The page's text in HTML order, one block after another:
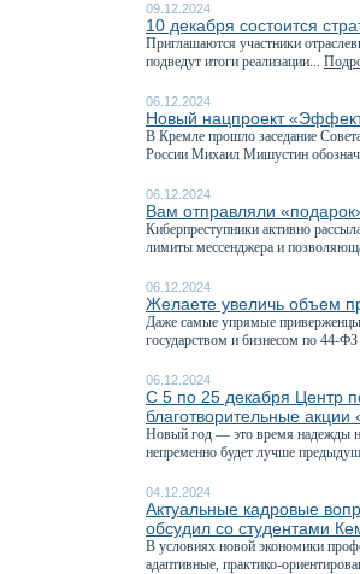
09.12.2024
10 декабря состоится
Приглашаются участники
подведут итоги реализации...
06.12.2024
Новый нацпроект
В Кремле прошло заседание
России Михаил Мишустин
06.12.2024
Вам отправляли
Киберпреступники активно
лимиты мессенджера и
06.12.2024
Желаете увеличь объем
Даже самые упрямые приверженцы
государством и бизнесом по 44-
06.12.2024
С 5 по 25 декабря Центр
благотворительные
Новый год — это время надежды
непременно будет лучше
04.12.2024
Актуальные кадровые
обсудил со студентами
В условиях новой экономики
адаптивные, практико-